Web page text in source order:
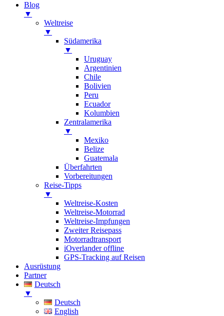
Blog
▼
Weltreise
▼
Südamerika
▼
Uruguay
Argentinien
Chile
Bolivien
Peru
Ecuador
Kolumbien
Zentralamerika
▼
Mexiko
Belize
Guatemala
Überfahrten
Vorbereitungen
Reise-Tipps
▼
Weltreise-Kosten
Weltreise-Motorrad
Weltreise-Impfungen
Zweiter Reisepass
Motorradtransport
iOverlander offline
GPS-Tracking auf Reisen
Ausrüstung
Partner
Deutsch
▼
Deutsch
English